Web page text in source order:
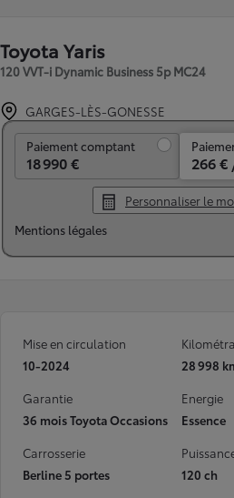
Toyota Yaris
120 VVT-i Dynamic Business 5p MC24
GARGES-LÈS-GONESSE
Paiement comptant
18 990 € 266
Personnaliser le
Mentions légales
Mise en circulation
10-2024
28 998
Garantie
36 mois Toyota Occasions
Energie
Essence
Carrosserie
Berline 5 portes
120 ch